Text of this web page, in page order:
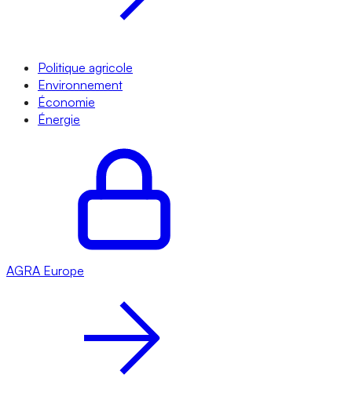
Politique agricole
Environnement
Économie
Énergie
AGRA Europe